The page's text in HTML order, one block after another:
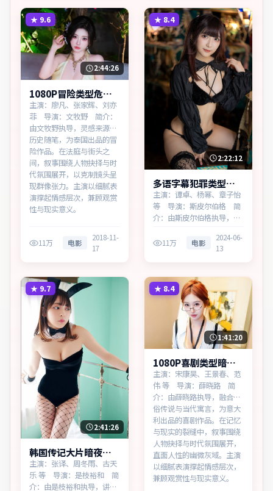
的心结与和解。主演以细腻
表演撑起情感层次，兼顾观
赏性与现实意义。
人物的尊严突围。主演以细
腻表演撑起情感层次，兼顾
观赏性与现实意义。
★ 9.6
2:44:26
1080P冒险类型危城
回响同步追剧
主演：廖凡、张家辉、刘亦
菲 导演：文牧野 简介：
由文牧野执导，灵感来源于
历史随笔，为泰国出品的冒
险作品。在法庭与街头之
间，叙事围绕人物抉择与时
代氛围展开，以克制镜头呈
现群像张力。主演以细腻表
演撑起情感层次，兼顾观赏
性与现实意义。
11万 电影
2018-11-
17
★ 8.4
2:22:12
多语字幕犯罪类型天
际档案多终端播放
主演：谭卓、杨幂、章子怡
等 导演：斯皮尔伯格 简
介：由斯皮尔伯格执导，讲
择，为加拿大出品的犯罪作
品。在记忆与现实的裂缝
代氛围展开，牵动两代人的
心结与和解。主演以细腻表
演撑起情感层次，兼顾观赏
性与现…
11万 电影
2024-06-
13
★ 9.7
2:41:26
韩国传记大片暗夜追
缉免费点播
主演：张译、周冬雨、古天
乐 等 导演：是枝裕和 简
介：由是枝裕和执导，讲述
★ 8.4
1:41:20
1080P喜剧类型暗夜
边界无广告观看
主演：宋康昊、王景春、范
伟 等 导演：薛晓路 简
介：由薛晓路执导，融合民
俗传说与当代寓言，为意大
利出品的喜剧作品。在记忆
与现实的裂缝中，叙事围绕
人物抉择与时代氛围展开，
直面人性的幽微灰域。主演
以细腻表演撑起情感层次，
兼顾观赏性与现实意义。